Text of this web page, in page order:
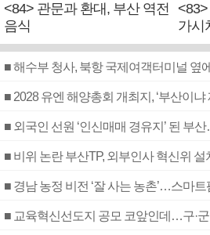
<84> 관문과 환대, 부산 역전
음식
가시
■ 해수부 청사, 북항 국제여객터미널 옆
■ 2028 유엔 해양총회 개최지, ‘부산이냐
■ 외국인 선원 ‘인신매매 경유지’ 된 부
■ 비위 논란 부산TP, 외부인사 혁신위 설
■ 경남 농정 비전 ‘잘 사는 농촌’…스마
■ 교육혁신선도지 공모 코앞인데…구·군